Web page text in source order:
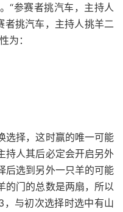
“参赛者挑汽车，主持人
者挑汽车，主持人挑羊二
为：
选择，这时赢的唯一可能
持人其后必定会开启另外
后选到另外一只羊的可能
的门的总数是两扇，所以
，与初次选择时选中有山